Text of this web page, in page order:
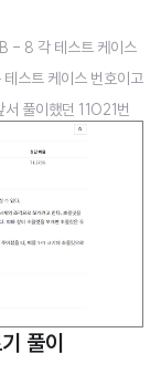
8 각 테스트 케이스
스트 케이스 번호이고
풀이했던 11021번
range(n): a,b=map
%s" %(i+1,a,b,a+
풀이